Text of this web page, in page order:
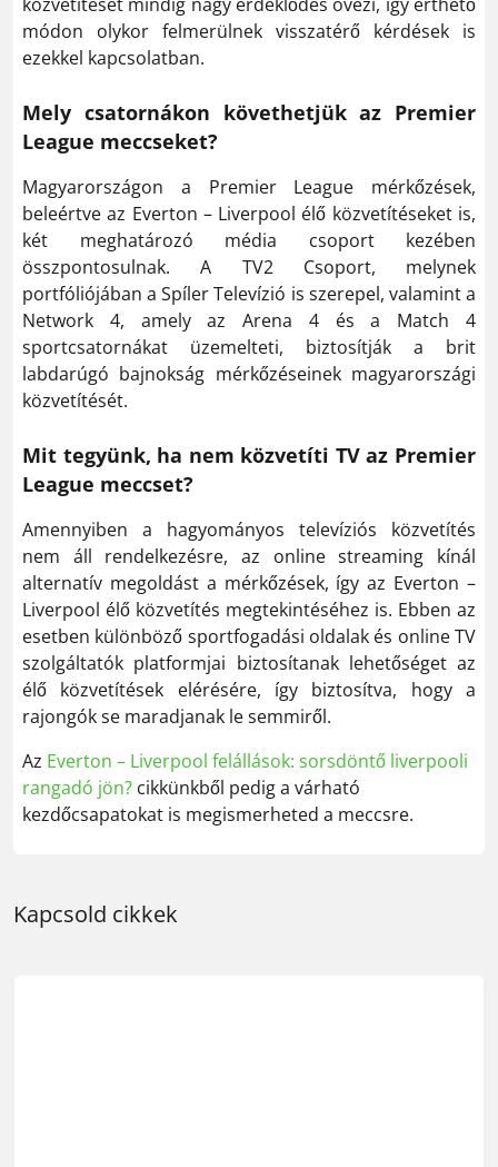
módon olykor felmerülnek visszatérő kérdések is
ezekkel kapcsolatban.
Mely csatornákon követhetjük az Premier
League meccseket?
Magyarországon a Premier League mérkőzések,
beleértve az Everton – Liverpool élő közvetítéseket is,
két meghatározó média csoport kezében
összpontosulnak. A TV2 Csoport, melynek
portfóliójában a Spíler Televízió is szerepel, valamint a
Network 4, amely az Arena 4 és a Match 4
sportcsatornákat üzemelteti, biztosítják a brit
labdarúgó bajnokság mérkőzéseinek magyarországi
közvetítését.
Mit tegyünk, ha nem közvetíti TV az Premier
League meccset?
Amennyiben a hagyományos televíziós közvetítés
nem áll rendelkezésre, az online streaming kínál
alternatív megoldást a mérkőzések, így az Everton –
Liverpool élő közvetítés megtekintéséhez is. Ebben az
esetben különböző sportfogadási oldalak és online TV
szolgáltatók platformjai biztosítanak lehetőséget az
élő közvetítések elérésére, így biztosítva, hogy a
rajongók se maradjanak le semmiről.
Az Everton – Liverpool felállások: sorsdöntő liverpooli
rangadó jön? cikkünkből pedig a várható
kezdőcsapatokat is megismerheted a meccsre.
Kapcsold cikkek